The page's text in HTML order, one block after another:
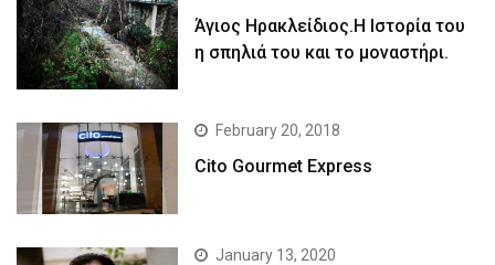
Άγιος Ηρακλείδιος.Η Ιστορία του
η σπηλιά του και το μοναστήρι.
February 20, 2018
Cito Gourmet Express
January 13, 2020